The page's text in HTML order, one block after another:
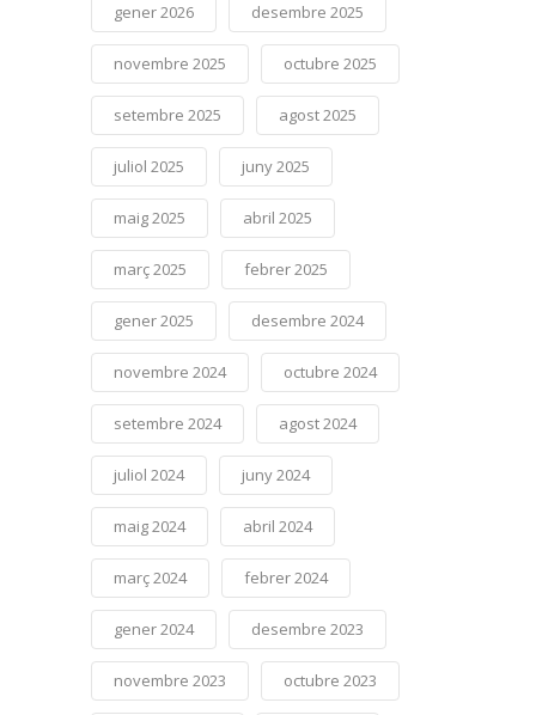
gener 2026 desembre 2025
novembre 2025 octubre 2025
setembre 2025 agost 2025
juliol 2025 juny 2025
maig 2025 abril 2025
març 2025 febrer 2025
gener 2025 desembre 2024
novembre 2024 octubre 2024
setembre 2024 agost 2024
juliol 2024 juny 2024
maig 2024 abril 2024
març 2024 febrer 2024
gener 2024 desembre 2023
novembre 2023 octubre 2023